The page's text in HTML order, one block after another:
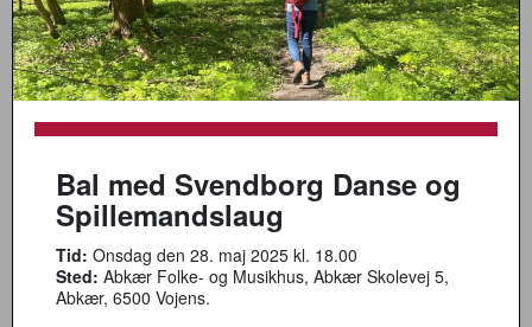
Bal med Svendborg Danse og
Spillemandslaug
Tid: Onsdag den 28. maj 2025 kl. 18.00
Sted: Abkær Folke- og Musikhus, Abkær Skolevej 5,
Abkær, 6500 Vojens.